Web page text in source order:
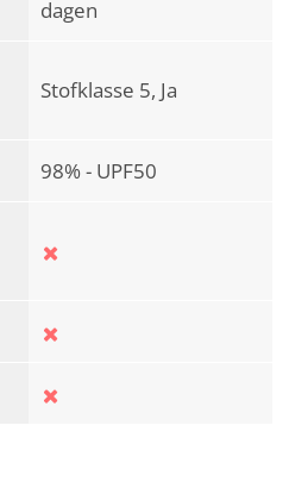
dagen
Stofklasse 5, Ja
98% - UPF50